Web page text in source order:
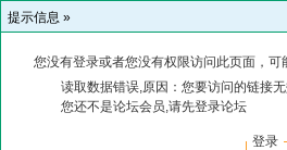
提示信息 »
您没有登录或者您没有权限访问此页面，可
读取数据错误,原因：您要访问的链接
您还不是论坛会员,请先登录论坛
登录